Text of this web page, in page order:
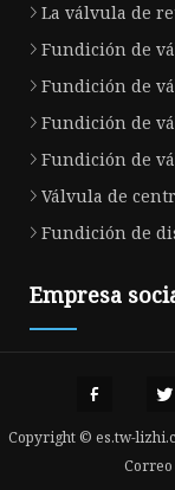
La válvula de
Fundición de
Fundición de
Fundición de
Fundición de
Válvula de
Fundición de
Empresa
Copyright © es.tw-